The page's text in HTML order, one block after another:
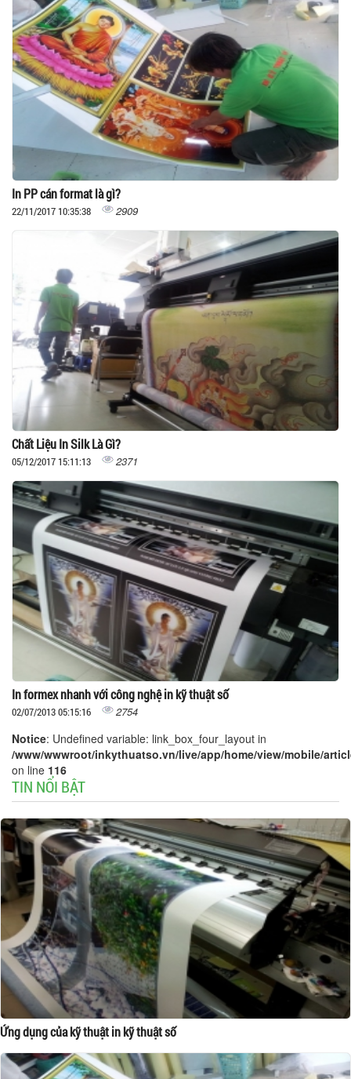
In PP cán format là gì?
22/11/2017 10:35:38 2909
Chất Liệu In Silk Là Gì?
05/12/2017 15:11:13 2371
In formex nhanh với công nghệ in kỹ thuật số
02/07/2013 05:15:16 2754
Notice: Undefined variable: link_box_four_layout in
/www/wwwroot/inkythuatso.vn/live/app/home/view/mobile/
on line 116
TIN NỔI BẬT
Ứng dụng của kỹ thuật in kỹ thuật số